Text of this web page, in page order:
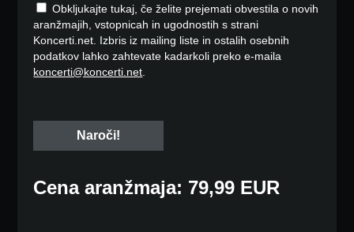
Obkljukajte tukaj, če želite prejemati obvestila o novih
aranžmajih, vstopnicah in ugodnostih s strani
Koncerti.net. Izbris iz mailing liste in ostalih osebnih
podatkov lahko zahtevate kadarkoli preko e-maila
koncerti@koncerti.net.
Cena aranžmaja: 79,99 EUR